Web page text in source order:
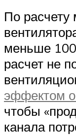
По
меньше
расчет не
эффектом
чтобы
канала